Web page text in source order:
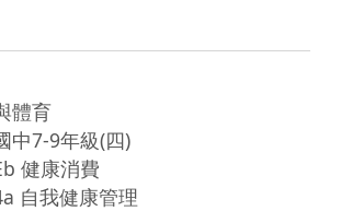
體育
中7-9年級(四)
健康消費
自我健康管理